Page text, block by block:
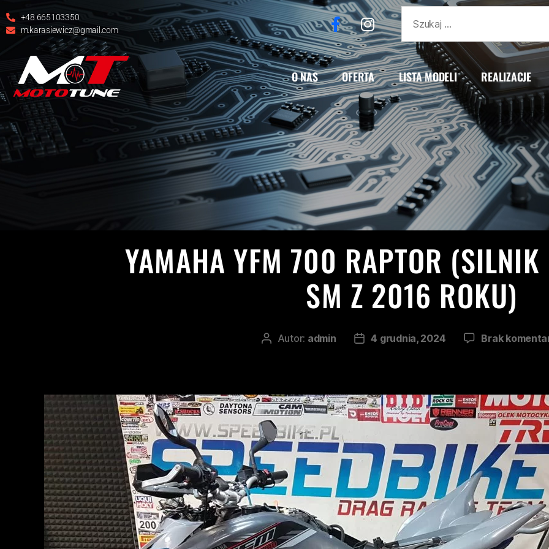
+48 665103350
m.karasiewicz@gmail.com
O NAS OFERTA LISTA MODELI REALIZACJE
QUAD RAPTOR REALIZACJE
YAMAHA YFM 700 RAPTOR (SILNIK OD KTM 690 SM Z 2016
YAMAHA YFM 700 RAPTOR
SM Z 2016 ROKU)
Autor: admin 4 grudnia, 2024 Brak